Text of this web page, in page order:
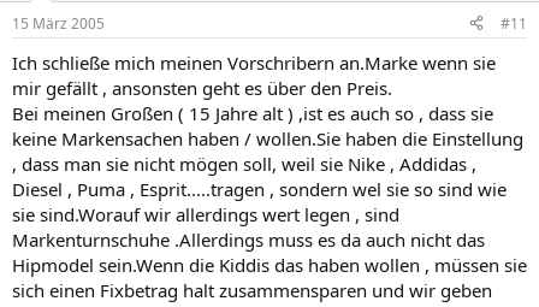
15 März 2005 #11
Ich schließe mich meinen Vorschribern an.Marke wenn sie
mir gefällt , ansonsten geht es über den Preis.
Bei meinen Großen ( 15 Jahre alt ) ,ist es auch so , dass sie
keine Markensachen haben / wollen.Sie haben die Einstellung
, dass man sie nicht mögen soll, weil sie Nike , Addidas ,
Diesel , Puma , Esprit.....tragen , sondern wel sie so sind wie
sie sind.Worauf wir allerdings wert legen , sind
Markenturnschuhe .Allerdings muss es da auch nicht das
Hipmodel sein.Wenn die Kiddis das haben wollen , müssen sie
sich einen Fixbetrag halt zusammensparen und wir geben